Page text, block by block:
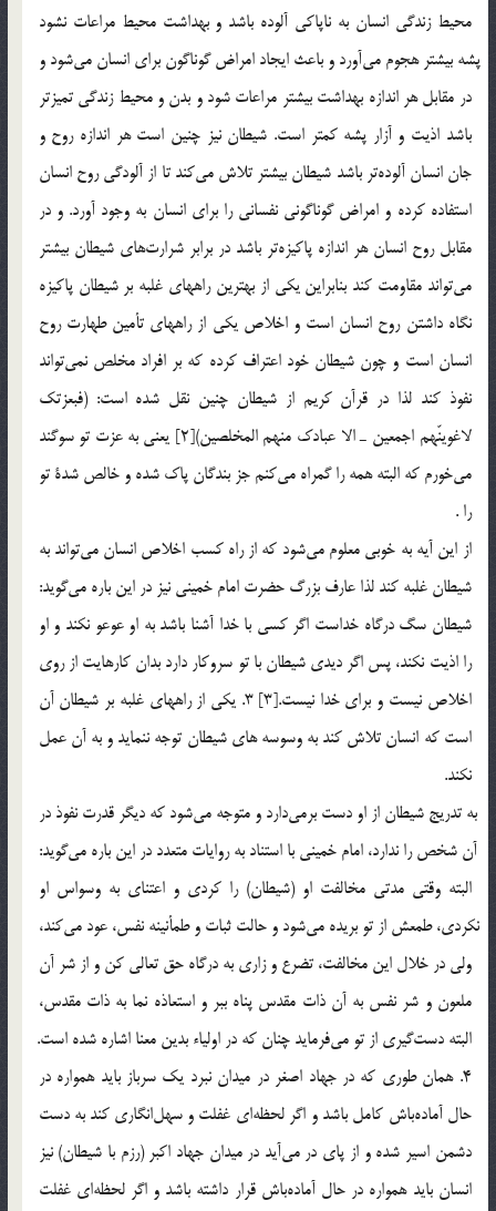
محيط زندگي انسان به ناپاكي آلوده باشد و بهداشت محيط مراعات نشود
پشه بيشتر هجوم مي‎آورد و باعث ايجاد امراض گوناگون براي انسان مي‎شود و
در مقابل هر اندازه بهداشت بيشتر مراعات شود و بدن و محيط زندگي تميزتر
باشد اذيت و آزار پشه كمتر است. شيطان نيز چنين است هر اندازه روح و
جان انسان آلوده‎تر باشد شيطان بيشتر تلاش مي‎كند تا از آلودگي روح انسان
استفاده كرده و امراض گوناگوني نفساني را براي انسان به وجود آورد. و در
مقابل روح انسان هر اندازه پاكيزه‎تر باشد در برابر شرارت‎هاي شيطان بيشتر
مي‎تواند مقاومت كند بنابراين يكي از بهترين راههاي غلبه بر شيطان پاكيزه
نگاه داشتن روح انسان است و اخلاص يكي از راههاي تأمين طهارت روح
انسان است و چون شيطان خود اعتراف كرده كه بر افراد مخلص نمي‎تواند
نفوذ كند لذا در قرآن كريم از شيطان چنين نقل شده است: (فبعزتك
لاغوينّهم اجمعين ـ الا عبادك منهم المخلصين)[2] يعني به عزت تو سوگند
مي‎خورم كه البته همه را گمراه مي‎كنم جز بندگان پاك شده و خالص شدة تو
را .
از اين آيه به خوبي معلوم مي‎شود كه از راه كسب اخلاص انسان مي‎تواند به
شيطان غلبه كند لذا عارف بزرگ حضرت امام خميني نيز در اين باره مي‎گويد:
شيطان سگ درگاه خداست اگر كسي با خدا آشنا باشد به او عوعو نكند و او
را اذيت نكند، پس اگر ديدي شيطان با تو سروكار دارد بدان كارهايت از روي
اخلاص نيست و براي خدا نيست.[3] 3. يكي از راههاي غلبه بر شيطان آن
است كه انسان تلاش كند به وسوسه هاي شيطان توجه ننمايد و به آن عمل
نكند.
به تدريج شيطان از او دست برمي‎دارد و متوجه مي‎شود كه ديگر قدرت نفوذ در
آن شخص را ندارد، امام خميني با استناد به روايات متعدد در اين باره مي‎گويد:
البته وقتي مدتي مخالفت او (شيطان) را كردي و اعتناي به وسواس او
نكردي، طمعش از تو بريده مي‎شود و حالت ثبات و طمأنينه نفس، عود مي‎كند،
ولي در خلال اين مخالفت، تضرع و زاري به درگاه حق تعالي كن و از شر آن
ملعون و شر نفس به آن ذات مقدس پناه ببر و استعاذه نما به ذات مقدس،
البته دست‎گيري از تو مي‎فرمايد چنان که در اولياء بدين معنا اشاره شده است.
4. همان طوري كه در جهاد اصغر در ميدان نبرد يك سرباز بايد همواره در
حال آماده‎باش كامل باشد و اگر لحظه‎اي غفلت و سهل‎انگاري كند به دست
دشمن اسير شده و از پاي در مي‎آيد در ميدان جهاد اكبر (رزم با شيطان) نيز
انسان بايد همواره در حال آماده‎باش قرار داشته باشد و اگر لحظه‎اي غفلت